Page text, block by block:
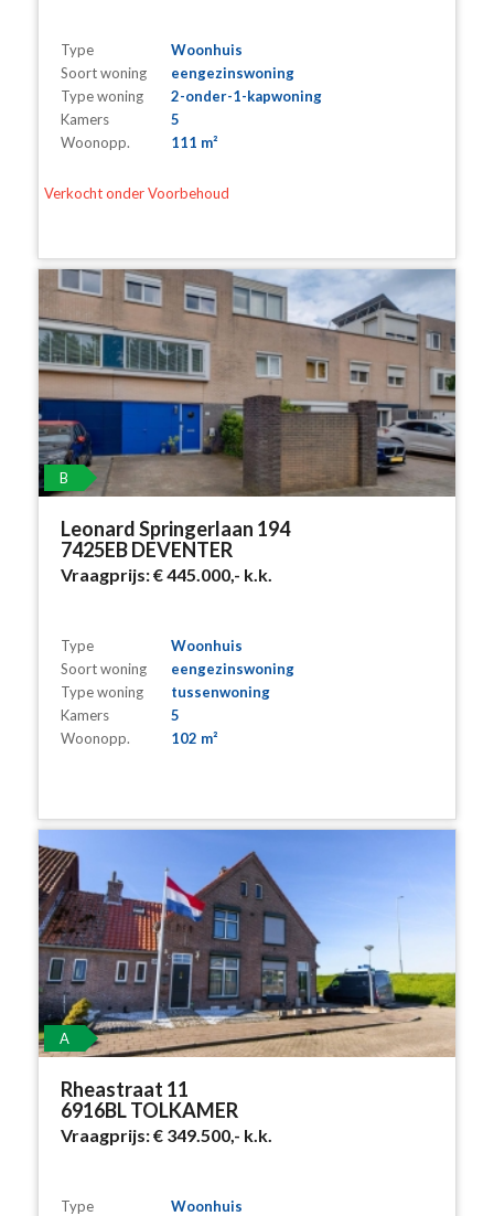
Type
Woonhuis
Soort woning
eengezinswoning
Type woning
2-onder-1-kapwoning
Kamers
5
Woonopp.
111 m²
Verkocht onder Voorbehoud
B
Leonard Springerlaan 194
7425EB DEVENTER
Vraagprijs:€ 445.000,- k.k.
Type
Woonhuis
Soort woning
eengezinswoning
Type woning
tussenwoning
Kamers
5
Woonopp.
102 m²
A
Rheastraat 11
6916BL TOLKAMER
Vraagprijs:€ 349.500,- k.k.
Type
Woonhuis